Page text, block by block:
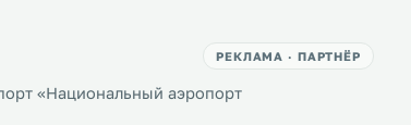
РЕКЛАМА · ПАРТНЁР
«Национальный аэропорт